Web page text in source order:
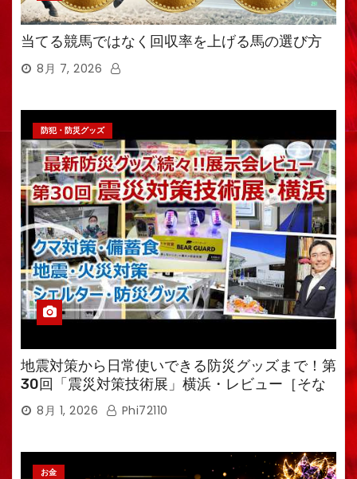
当てる競馬ではなく回収率を上げる馬の選び方
8月 7, 2026
防犯・防災グッズ
地震対策から日常使いできる防災グッズまで！第
30回「震災対策技術展」横浜・レビュー［そな
えるTV・高荷智也］
8月 1, 2026 Phi72110
お金